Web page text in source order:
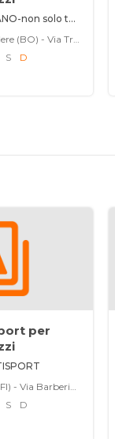
TENNIS CAMP LIZZANO-non solo tennis
Lizzano in Belvedere (BO) - Via Tre Novembre 107, 40042
S
D
per
S
D